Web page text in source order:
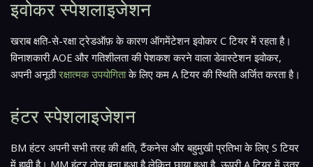
इवोकर स्पेशलाइजेशन
खराब क्षति-से-रक्षा ट्रेडऑफ़ के कारण ऑगमेंटेशन इवोकर C टियर में रहता है।
विनाशकारी AOE और गतिशीलता की पेशकश करने वाला डेवास्टेशन इवोकर,
अपनी अनूठीरक्षात्मक उपयोगिताके लिए कम A टियर की स्थिति अर्जित करता है।
हंटर स्पेशलाइजेशन
BM हंटर अपनी सभी तरह की क्षति, टैंकनेस और बहुमुखी प्रतिभा के लिए S टियर